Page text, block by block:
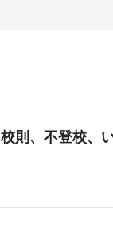
校則、不登校、